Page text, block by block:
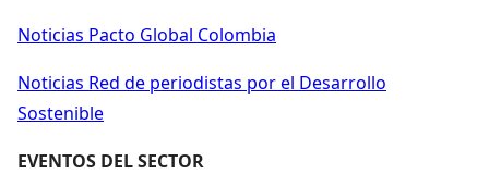
Noticias Pacto Global Colombia
Noticias Red de periodistas por el Desarrollo
Sostenible
EVENTOS DEL SECTOR